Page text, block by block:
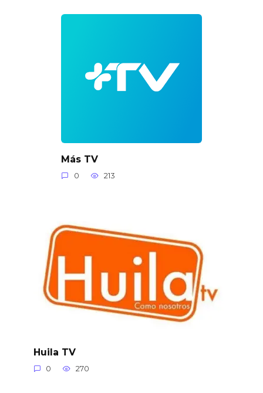
Más TV
0 213
Huila TV
0 270